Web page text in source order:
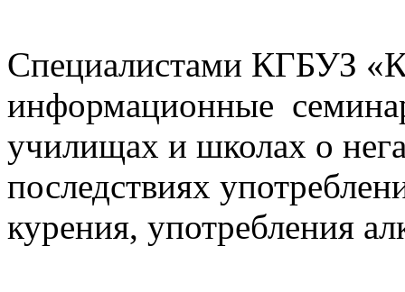
Специалистами КГБУЗ
информационные
училищах и школах о
последствиях
курения, употребления